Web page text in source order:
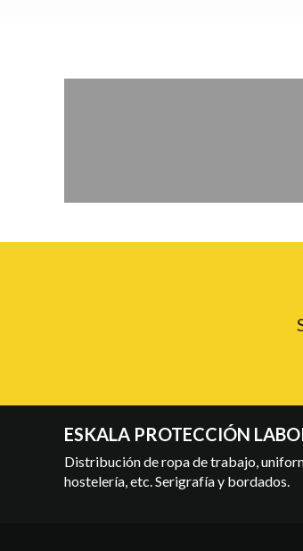
ESKALA PROTECCIÓN
Distribución de ropa de trabajo,
hostelería, etc. Serigrafía y bordados.